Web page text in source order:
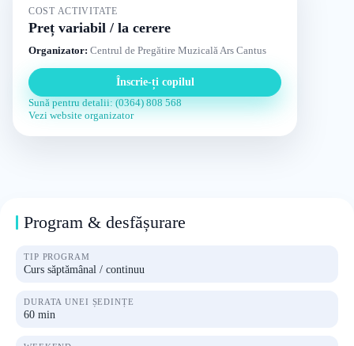
COST ACTIVITATE
Preț variabil / la cerere
Organizator: Centrul de Pregătire Muzicală Ars Cantus
Înscrie-ți copilul
Sună pentru detalii: (0364) 808 568
Vezi website organizator
Program & desfășurare
TIP PROGRAM
Curs săptămânal / continuu
DURATA UNEI ȘEDINȚE
60 min